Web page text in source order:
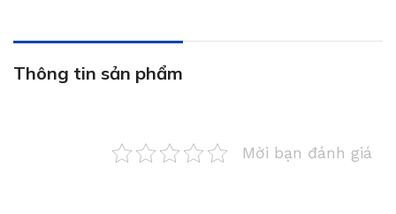
Thông tin sản phẩm
Mời bạn đánh giá